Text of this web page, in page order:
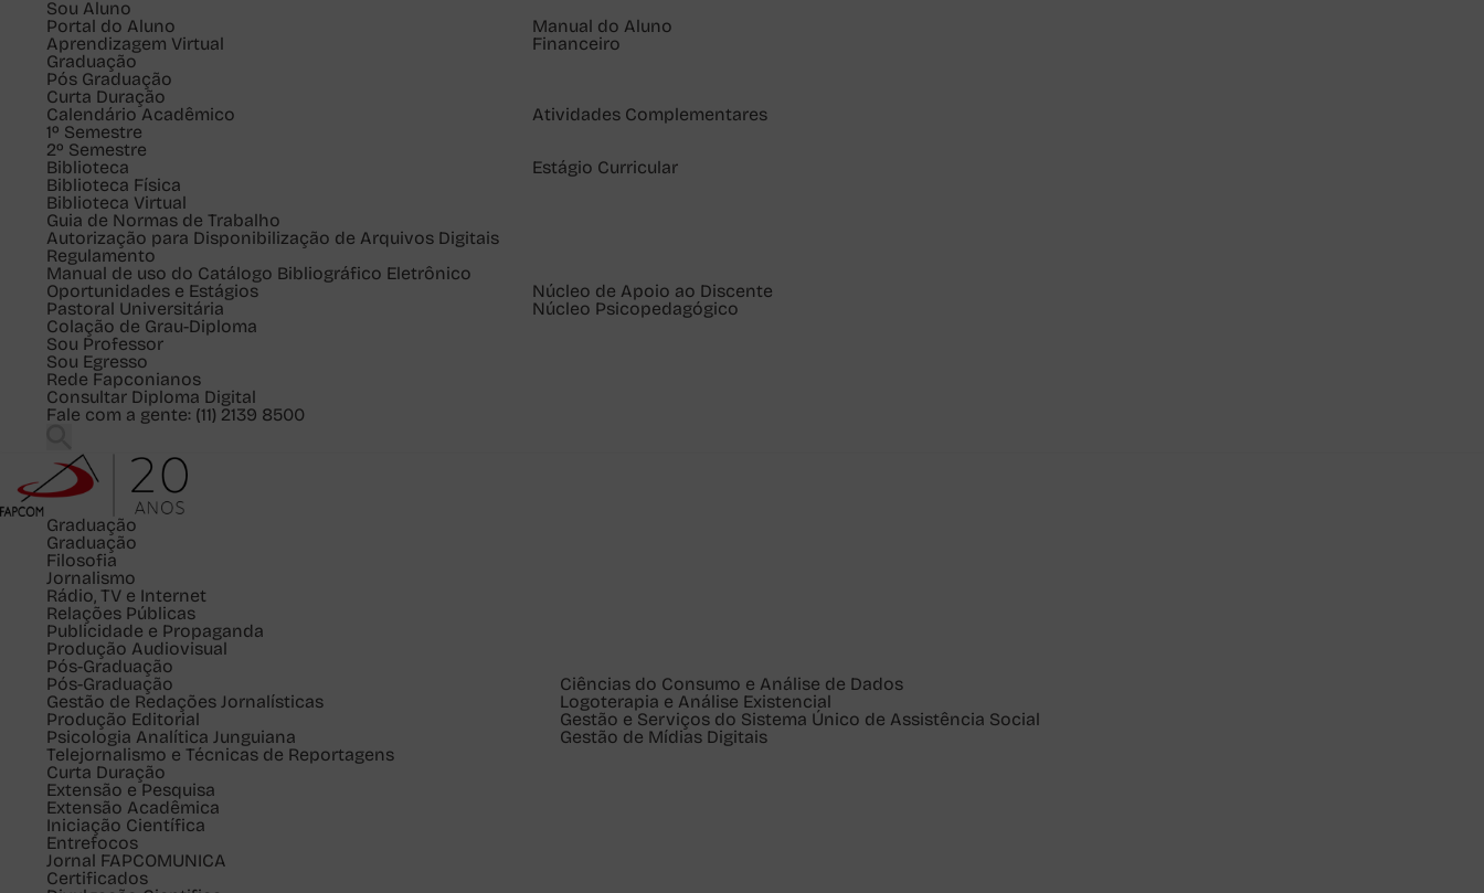
Sou Aluno
Portal do Aluno
Manual do Aluno
Aprendizagem Virtual
Graduação
Pós Graduação
Curta Duração
Financeiro
Calendário Acadêmico
1º Semestre
2º Semestre
Atividades Complementares
Biblioteca
Biblioteca Física
Biblioteca Virtual
Guia de Normas de Trabalho
Autorização para Disponibilização de Arquivos Digitais
Regulamento
Manual de uso do Catálogo Bibliográfico Eletrônico
Estágio Curricular
Oportunidades e Estágios
Núcleo de Apoio ao Discente
Pastoral Universitária
Núcleo Psicopedagógico
Colação de Grau-Diploma
Sou Professor
Sou Egresso
Rede Fapconianos
Consultar Diploma Digital
Fale com a gente: (11) 2139 8500
Graduação
Graduação
Filosofia
Jornalismo
Rádio, TV e Internet
Relações Públicas
Publicidade e Propaganda
Produção Audiovisual
Pós-Graduação
Pós-Graduação
Ciências do Consumo e Análise de Dados
Gestão de Redações Jornalísticas
Logoterapia e Análise Existencial
Produção Editorial
Gestão e Serviços do Sistema Único de Assistência Social
Psicologia Analítica Junguiana
Gestão de Mídias Digitais
Telejornalismo e Técnicas de Reportagens
Curta Duração
Extensão e Pesquisa
Extensão Acadêmica
Iniciação Científica
Entrefocos
Jornal FAPCOMUNICA
Certificados